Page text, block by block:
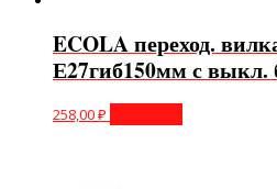
ECOLA переход.
Е27гиб150мм с выкл.
258,00₽